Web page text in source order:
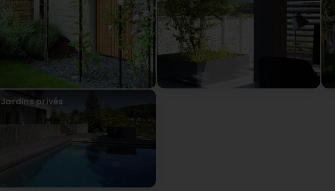
Mardi 24 mars, plaque RB8287 Un conducteur frontalier fou qui n'a pas l'air
vitesse, ni ce qu'est un stop. Il colle les véhicules et cherche
vous conseille de vérifier l'état de la camionnette vu qu'il a l'air de prendre
de dos d'âne pour un circuit de course. Une belle pub pour votre
March 24, license plate RB8287 A crazy cross-border driver who doesn't
what a stop sign is. He tailgates other vehicles and desperately tries to
suggest you check the condition of the van, as he seems to be treating the
speed bumps, like a racetrack. Great publicity for your company.
vor 4 Monat(en)
Cher monsieur, Nous vous confirmons que nous avons pris des
professionnel lui a été confisqué pendant 2 semaines. Pourriez-vous
vous en serions reconnaissant! Cordialement.
Jardins privés